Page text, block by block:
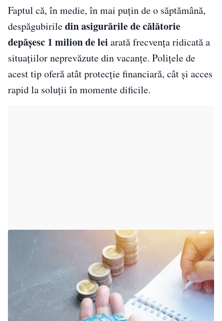
Faptul că, în medie, în mai puțin de o săptămână,
despăgubiriledin asigurările de călătorie
depășesc 1 milion de lei arată frecvența ridicată a
situațiilor neprevăzute din vacanțe. Polițele de
acest tip oferă atât protecție financiară, cât și acces
rapid la soluții în momente dificile.